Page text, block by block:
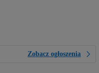
Zobacz ogłoszenia